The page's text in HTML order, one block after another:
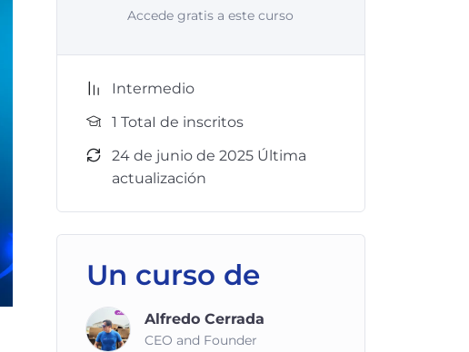
Accede gratis a este curso
Intermedio
1 TotaI de inscritos
24 de junio de 2025 Última
actualización
Un curso de
Alfredo Cerrada
CEO and Founder